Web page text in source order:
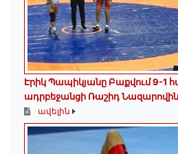
Էրիկ Պապիկյանը Բաքվում 9-1
ադրբեջանցի Ռաշիդ Նազարովին
ավելին